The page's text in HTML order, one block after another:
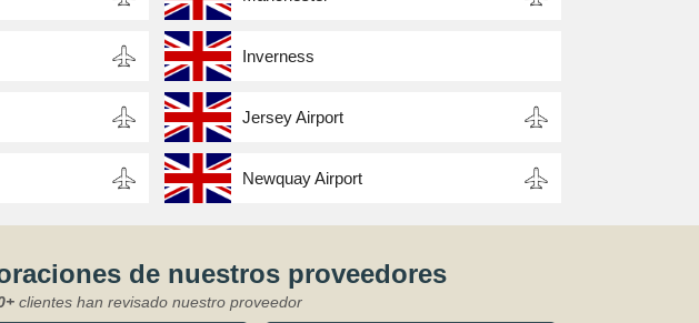
Inverness
Jersey Airport
Newquay Airport
de nuestros proveedores
clientes han revisado nuestro proveedor